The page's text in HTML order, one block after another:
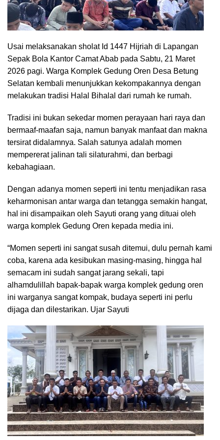
Usai melaksanakan sholat Id 1447 Hijriah di Lapangan
Sepak Bola Kantor Camat Abab pada Sabtu, 21 Maret
2026 pagi. Warga Komplek Gedung Oren Desa Betung
Selatan kembali menunjukkan kekompakannya dengan
melakukan tradisi Halal Bihalal dari rumah ke rumah.
Tradisi ini bukan sekedar momen perayaan hari raya dan
bermaaf-maafan saja, namun banyak manfaat dan makna
tersirat didalamnya. Salah satunya adalah momen
mempererat jalinan tali silaturahmi, dan berbagi
kebahagiaan.
Dengan adanya momen seperti ini tentu menjadikan rasa
keharmonisan antar warga dan tetangga semakin hangat,
hal ini disampaikan oleh Sayuti orang yang dituai oleh
warga komplek Gedung Oren kepada media ini.
“Momen seperti ini sangat susah ditemui, dulu pernah kami
coba, karena ada kesibukan masing-masing, hingga hal
semacam ini sudah sangat jarang sekali, tapi
alhamdulillah bapak-bapak warga komplek gedung oren
ini warganya sangat kompak, budaya seperti ini perlu
dijaga dan dilestarikan. Ujar Sayuti